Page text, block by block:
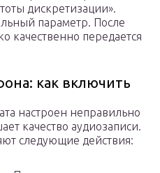
дискретизации».
параметр. После
качественно передается
как включить
настроен неправильно
качество аудиозаписи.
следующие действия: